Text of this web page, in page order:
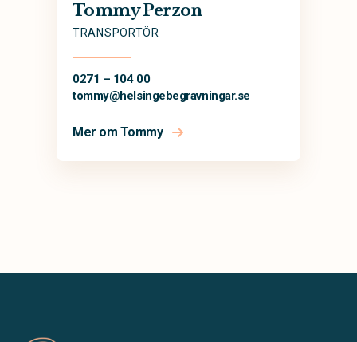
Tommy Perzon
TRANSPORTÖR
0271 – 104 00
tommy@helsingebegravningar.se
Mer om Tommy